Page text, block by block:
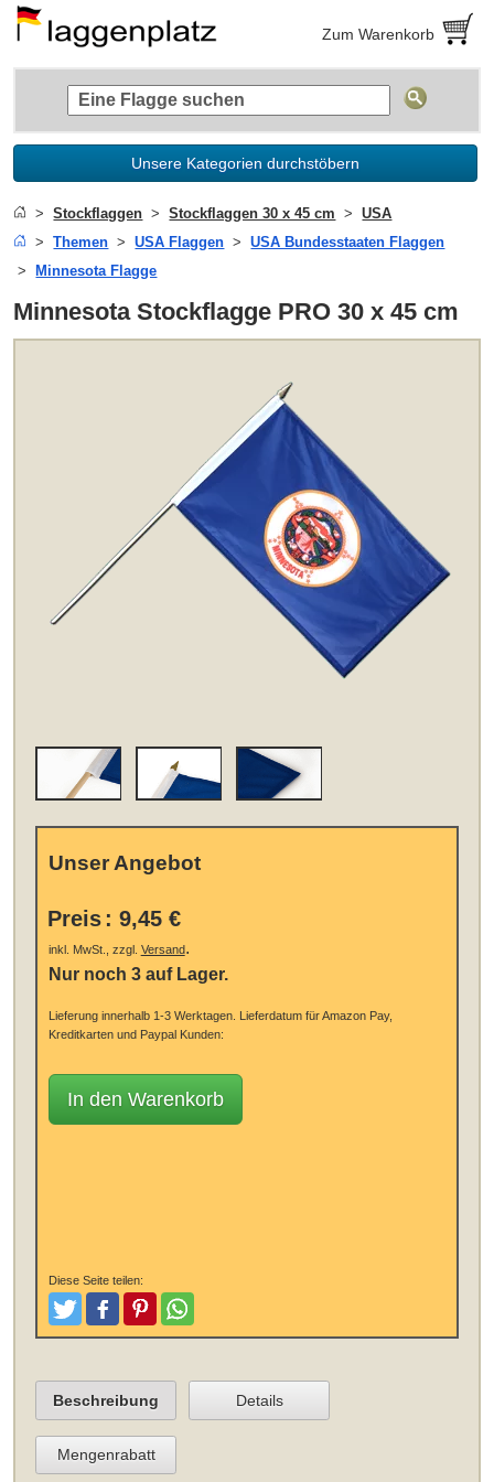
Zum Warenkorb
Unsere Kategorien durchstöbern
Stockflaggen Stockflaggen 30 x 45 cm
USA
Themen
USA Flaggen
USA Bundesstaaten Flaggen
Minnesota Flagge
Minnesota Stockflagge PRO 30 x 45 cm
Unser Angebot
Preis : 9,45 €
inkl. MwSt., zzgl. Versand.
Nur noch 3 auf Lager.
Lieferung innerhalb 1-3 Werktagen. Lieferdatum für Amazon Pay,
Kreditkarten und Paypal Kunden:
In den Warenkorb
Diese Seite teilen:
TweetenPostenPinterestTeilen
Beschreibung Details
Mengenrabatt